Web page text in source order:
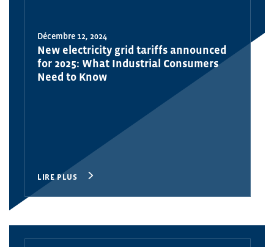
Décembre 12, 2024
New electricity grid tariffs announced
for 2025: What Industrial Consumers
Need to Know
LIRE PLUS